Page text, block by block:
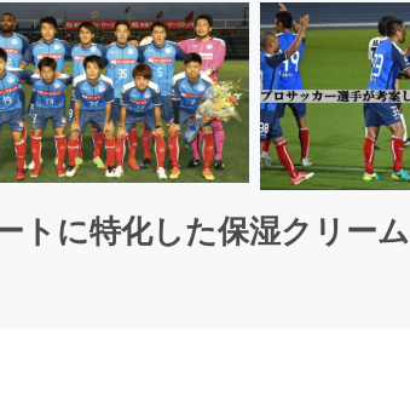
トに特化した保湿クリーム